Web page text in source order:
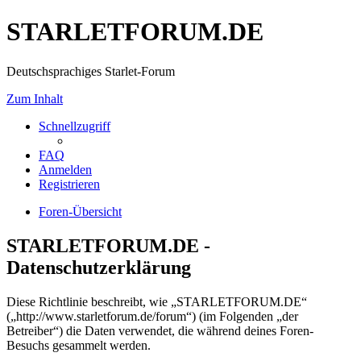
STARLETFORUM.DE
Deutschsprachiges Starlet-Forum
Zum Inhalt
Schnellzugriff
FAQ
Anmelden
Registrieren
Foren-Übersicht
STARLETFORUM.DE -
Datenschutzerklärung
Diese Richtlinie beschreibt, wie „STARLETFORUM.DE“
(„http://www.starletforum.de/forum“) (im Folgenden „der
Betreiber“) die Daten verwendet, die während deines Foren-
Besuchs gesammelt werden.